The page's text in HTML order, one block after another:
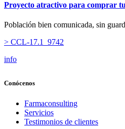
Proyecto atractivo para comprar
Población bien comunicada, sin
> CCL-17.1_9742
info
Conócenos
Farmaconsulting
Servicios
Testimonios de clientes